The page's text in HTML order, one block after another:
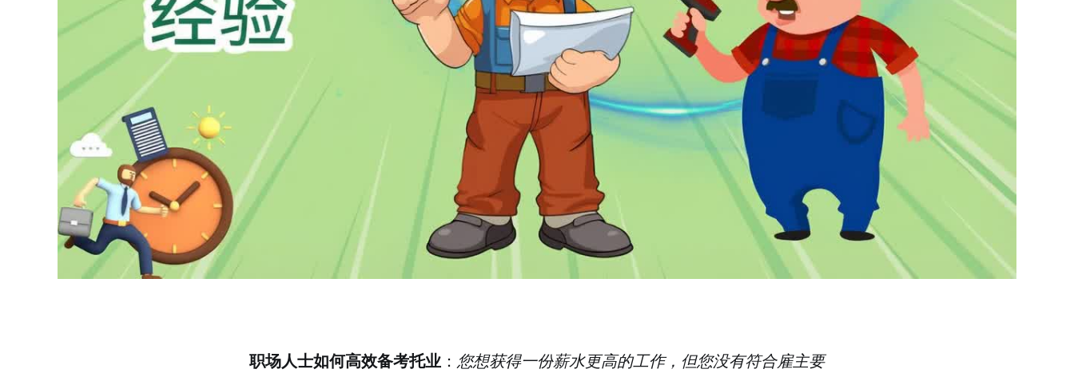
职场人士如何高效备考托业 ： 您想获得一份薪水更高的工作，但您没有符合雇主要